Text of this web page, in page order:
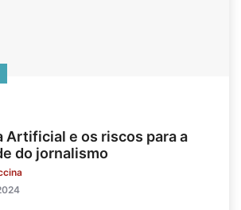
Artificial e os riscos para a
do jornalismo